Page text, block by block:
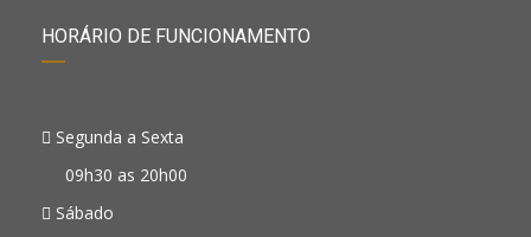
HORÁRIO DE FUNCIONAMENTO
Segunda a Sexta
09h30 as 20h00
Sábado